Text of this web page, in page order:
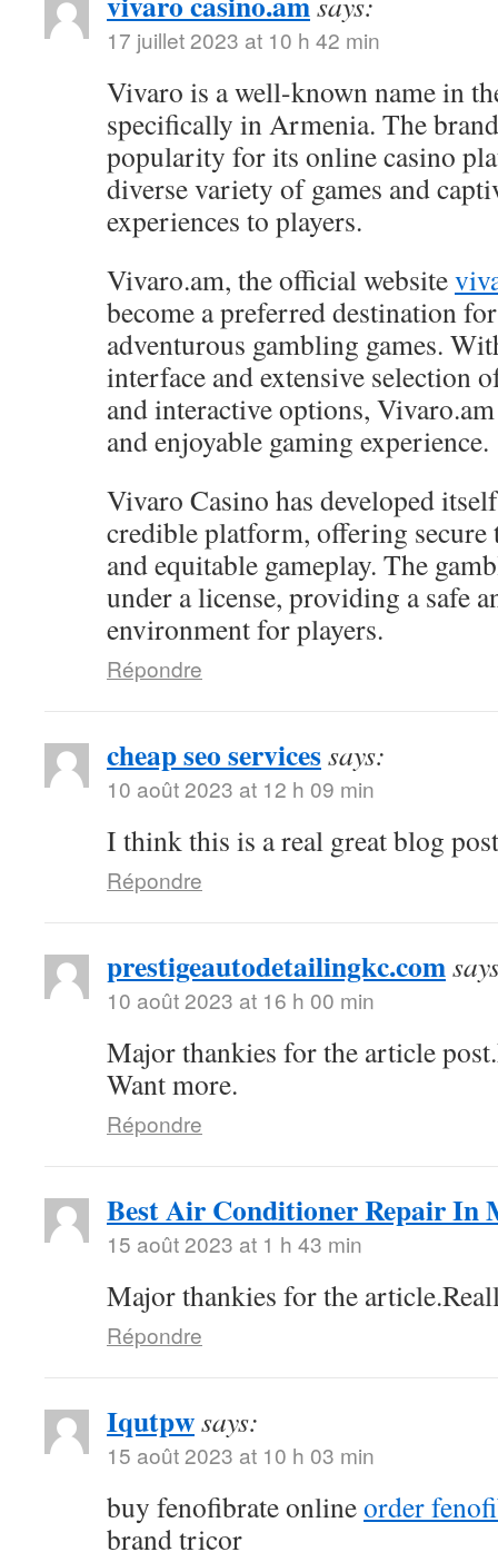
17 juillet 2023 at 10 h 42 min
Vivaro is a well-known name in
specifically in Armenia. The
popularity for its online casino
diverse variety of games and
experiences to players.
Vivaro.am, the official website
become a preferred destination
adventurous gambling games.
interface and extensive selection
and interactive options,
and enjoyable gaming experience.
Vivaro Casino has developed
credible platform, offering secure
and equitable gameplay. The
under a license, providing a safe
environment for players.
Répondre
cheap seo servicessays:
10 août 2023 at 12 h 09 min
I think this is a real great blog
Répondre
prestigeautodetailingkc.com
10 août 2023 at 16 h 00 min
Major thankies for the article
Want more.
Répondre
Best Air Conditioner Repair In
15 août 2023 at 1 h 43 min
Major thankies for the
Répondre
Iqutpwsays:
15 août 2023 at 10 h 03 min
buy fenofibrate onlineorder
brand tricor